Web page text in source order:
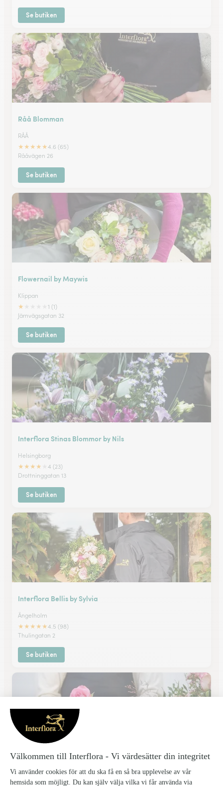
Se butiken
Råå Blomman
RÅÅ
★★★★★4.6 (65)
Rååvägen 26
Se butiken
Flowernail by Maywis
Klippan
★
1 (1)
Järnvägsgatan 32
Se butiken
Interflora Stinas Blommor by Nils
Helsingborg
★★★★
4 (23)
Drottninggatan 13
Se butiken
Interflora Bellis by Sylvia
Ängelholm
★★★★★4.5 (98)
Thulingatan 2
Se butiken
Växt-huset i Tullstorp
Landskrona